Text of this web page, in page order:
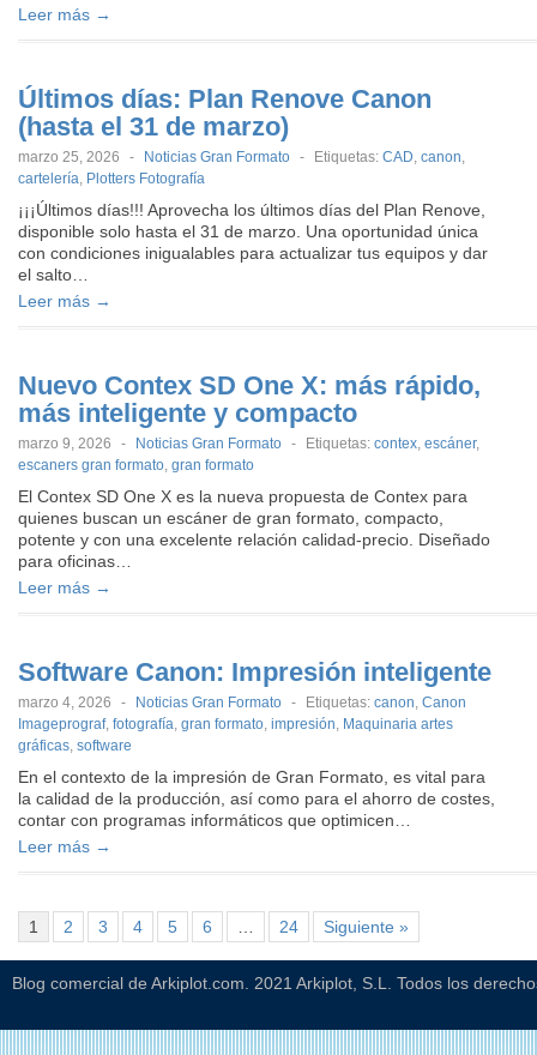
Leer más →
Últimos días: Plan Renove Canon
(hasta el 31 de marzo)
marzo 25, 2026 - Noticias Gran Formato - Etiquetas: CAD, canon,
cartelería, Plotters Fotografía
¡¡¡Últimos días!!! Aprovecha los últimos días del Plan Renove,
disponible solo hasta el 31 de marzo. Una oportunidad única
con condiciones inigualables para actualizar tus equipos y dar
el salto…
Leer más →
Nuevo Contex SD One X: más rápido,
más inteligente y compacto
marzo 9, 2026 - Noticias Gran Formato - Etiquetas: contex, escáner,
escaners gran formato, gran formato
El Contex SD One X es la nueva propuesta de Contex para
quienes buscan un escáner de gran formato, compacto,
potente y con una excelente relación calidad-precio. Diseñado
para oficinas…
Leer más →
Software Canon: Impresión inteligente
marzo 4, 2026 - Noticias Gran Formato - Etiquetas: canon, Canon
Imageprograf, fotografía, gran formato, impresión, Maquinaria artes
gráficas, software
En el contexto de la impresión de Gran Formato, es vital para
la calidad de la producción, así como para el ahorro de costes,
contar con programas informáticos que optimicen…
Leer más →
1 2 3 4 5 6 … 24 Siguiente »
Blog comercial de Arkiplot.com. 2021 Arkiplot, S.L. Todos los